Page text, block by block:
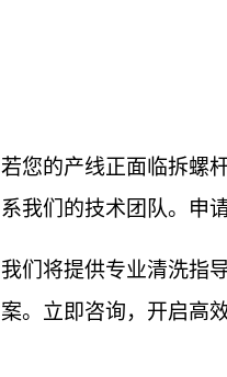
若您的产线正面临拆螺
系我们的技术团队。申
我们将提供专业清洗指
案。立即咨询，开启高